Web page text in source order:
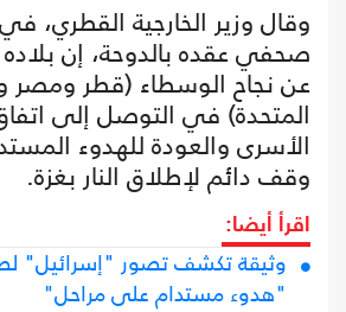
وقال وزير الخارجية القطري،
صحفي عقده بالدوحة، إن بلاده
عن نجاح الوسطاء (قطر ومصر
المتحدة) في التوصل إلى
الأسرى والعودة للهدوء
وقف دائم لإطلاق النار بغزة.
اقرأ أيضا:
وثيقة تكشف تصور "إسرائيل"
"هدوء مستدام على مراحل"